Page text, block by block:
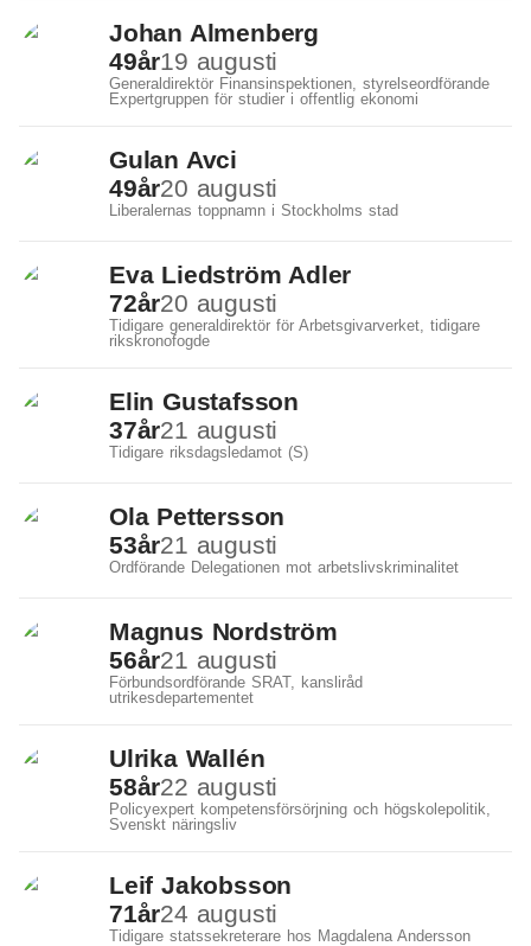
Johan Almenberg
49år19 augusti
Generaldirektör Finansinspektionen, styrelseordförande
Expertgruppen för studier i offentlig ekonomi
Gulan Avci
49år20 augusti
Liberalernas toppnamn i Stockholms stad
Eva Liedström Adler
72år20 augusti
Tidigare generaldirektör för Arbetsgivarverket, tidigare
rikskronofogde
Elin Gustafsson
37år21 augusti
Tidigare riksdagsledamot (S)
Ola Pettersson
53år21 augusti
Ordförande Delegationen mot arbetslivskriminalitet
Magnus Nordström
56år21 augusti
Förbundsordförande SRAT, kansliråd
utrikesdepartementet
Ulrika Wallén
58år22 augusti
Policyexpert kompetensförsörjning och högskolepolitik,
Svenskt näringsliv
Leif Jakobsson
71år24 augusti
Tidigare statssekreterare hos Magdalena Andersson